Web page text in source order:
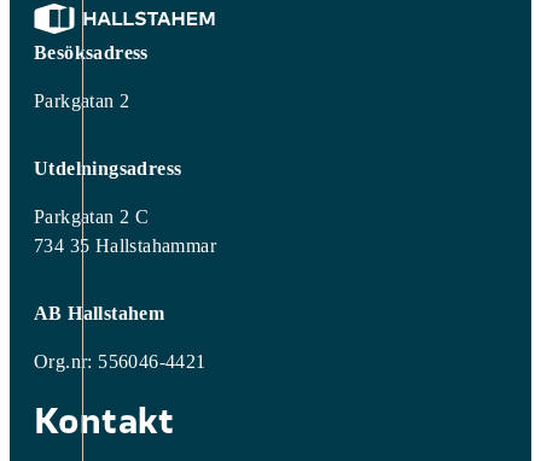
Besöksadress
Parkgatan 2
Utdelningsadress
Parkgatan 2 C
734 35 Hallstahammar
AB Hallstahem
Org.nr: 556046-4421
Kontakt